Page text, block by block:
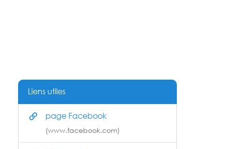
Liens utiles
page Facebook
(www.facebook.com)